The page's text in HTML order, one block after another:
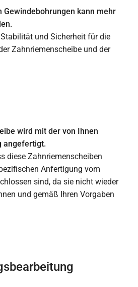
Gewindebohrungen kann mehr
und Sicherheit für die
Zahnriemenscheibe und der
wird mit der von Ihnen
angefertigt.
diese Zahnriemenscheiben
Anfertigung vom
sind, da sie nicht wieder
und gemäß Ihren Vorgaben